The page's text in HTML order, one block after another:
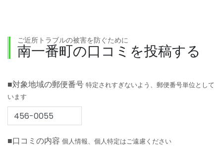
ご近所トラブルの被害を防ぐために
南一番町の口コミを投稿する
■対象地域の郵便番号 特定されすぎないよう、郵便番号単位として
います
■口コミの内容 個人情報、個人特定はご遠慮ください